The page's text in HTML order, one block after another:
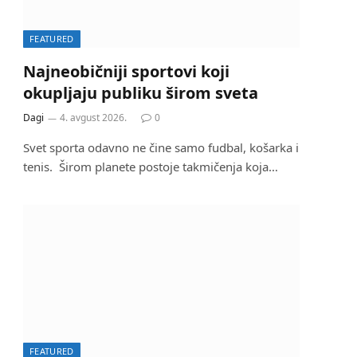
FEATURED
Najneobičniji sportovi koji
okupljaju publiku širom sveta
Dagi 4. avgust 2026. 0
Svet sporta odavno ne čine samo fudbal, košarka i
tenis. Širom planete postoje takmičenja koja…
FEATURED